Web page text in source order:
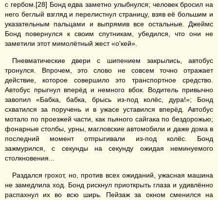
с гербом.[28] Бонд едва заметно улыбнулся; человек бросил на
него беглый взгляд и перелистнул страницу, взяв её большим и
указательным пальцами и выпрямив все остальные. Джеймс
Бонд повернулся к своим спутникам, убедился, что они не
заметили этот мимолётный жест «о'кей».
Пневматические двери с шипением закрылись, автобус
тронулся. Впрочем, это слово не совсем точно отражает
действие, которое совершило это транспортное средство.
Автобус прыгнул вперёд и немного вбок. Водитель привычно
завопил «Бабка, бабка, брысь из-под колёс, дура!»; Бонд
схватился за поручень и в ужасе уставился вперёд. Автобус
мотало по проезжей части, как пьяного сайгака по бездорожью;
фонарные столбы, урны, магловские автомобили и даже дома в
последний момент отпрыгивали из-под колёс. Бонд
зажмурился, с секунды на секунду ожидая неминуемого
столкновения...
Раздался грохот, но, против всех ожиданий, ужасная машина
не замедлила ход. Бонд рискнул приоткрыть глаза и удивлённо
распахнул их во всю ширь. Пейзаж за окном сменился на